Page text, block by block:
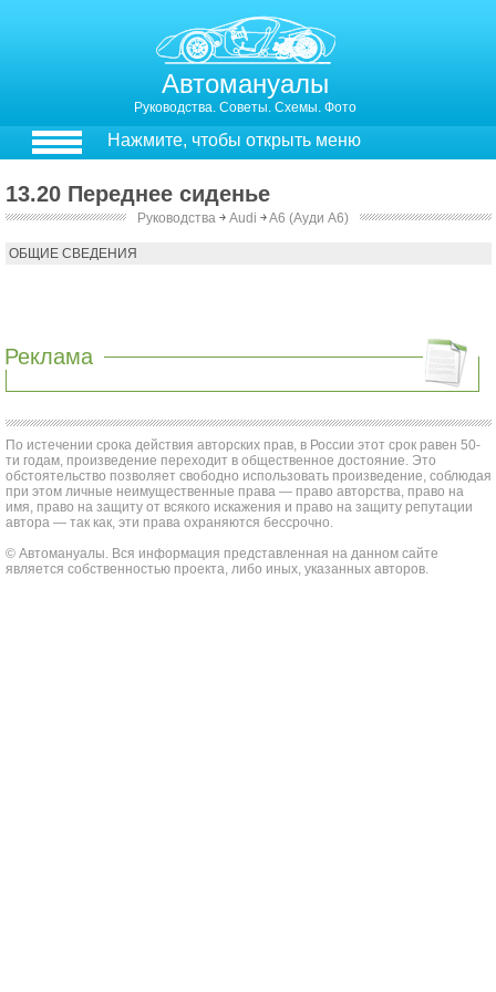
Автомануалы
Руководства. Советы. Схемы. Фото
Нажмите, чтобы открыть меню
13.20 Переднее сиденье
Руководства ￫ Audi ￫A6 (Ауди А6)
ОБЩИЕ СВЕДЕНИЯ
Реклама
По истечении срока действия авторских прав, в России этот срок равен 50-
ти годам, произведение переходит в общественное достояние. Это
обстоятельство позволяет свободно использовать произведение, соблюдая
при этом личные неимущественные права — право авторства, право на
имя, право на защиту от всякого искажения и право на защиту репутации
автора — так как, эти права охраняются бессрочно.
© Автомануалы. Вся информация представленная на данном сайте
является собственностью проекта, либо иных, указанных авторов.